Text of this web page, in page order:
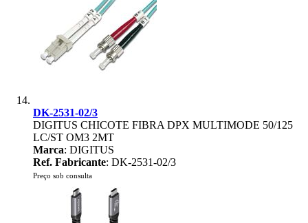
DK-2531-02/3
DIGITUS CHICOTE FIBRA DPX MULTIMODE 50/125
LC/ST OM3 2MT
Marca: DIGITUS
Ref. Fabricante: DK-2531-02/3
Preço sob consulta